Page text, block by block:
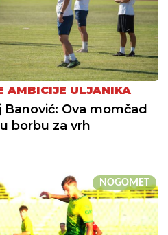
AMBICIJE ULJANIKA
Banović: Ova momčad
borbu za vrh
NOGOMET